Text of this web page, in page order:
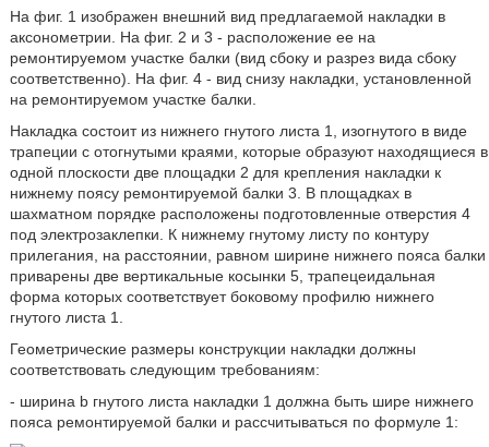
На фиг. 1 изображен внешний вид предлагаемой накладки в
аксонометрии. На фиг. 2 и 3 - расположение ее на
ремонтируемом участке балки (вид сбоку и разрез вида сбоку
соответственно). На фиг. 4 - вид снизу накладки, установленной
на ремонтируемом участке балки.
Накладка состоит из нижнего гнутого листа 1, изогнутого в виде
трапеции с отогнутыми краями, которые образуют находящиеся в
одной плоскости две площадки 2 для крепления накладки к
нижнему поясу ремонтируемой балки 3. В площадках в
шахматном порядке расположены подготовленные отверстия 4
под электрозаклепки. К нижнему гнутому листу по контуру
прилегания, на расстоянии, равном ширине нижнего пояса балки
приварены две вертикальные косынки 5, трапецеидальная
форма которых соответствует боковому профилю нижнего
гнутого листа 1.
Геометрические размеры конструкции накладки должны
соответствовать следующим требованиям:
- ширина b гнутого листа накладки 1 должна быть шире нижнего
пояса ремонтируемой балки и рассчитываться по формуле 1: